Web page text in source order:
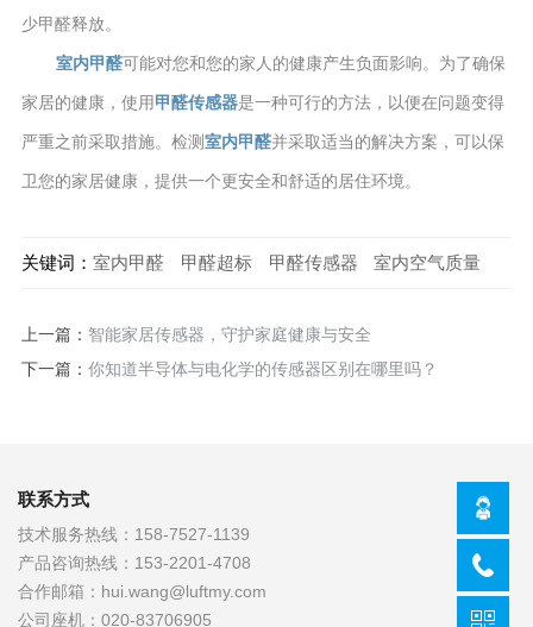
少甲醛释放。
室内甲醛可能对您和您的家人的健康产生负面影响。为了确保
家居的健康，使用甲醛传感器是一种可行的方法，以便在问题变得
严重之前采取措施。检测室内甲醛并采取适当的解决方案，可以保
卫您的家居健康，提供一个更安全和舒适的居住环境。
关键词： 室内甲醛 甲醛超标 甲醛传感器 室内空气质量
上一篇： 智能家居传感器，守护家庭健康与安全
下一篇： 你知道半导体与电化学的传感器区别在哪里吗？
联系方式
技术服务热线： 158-7527-1139
产品咨询热线： 153-2201-4708
合作邮箱： hui.wang@luftmy.com
公司座机： 020-83706905